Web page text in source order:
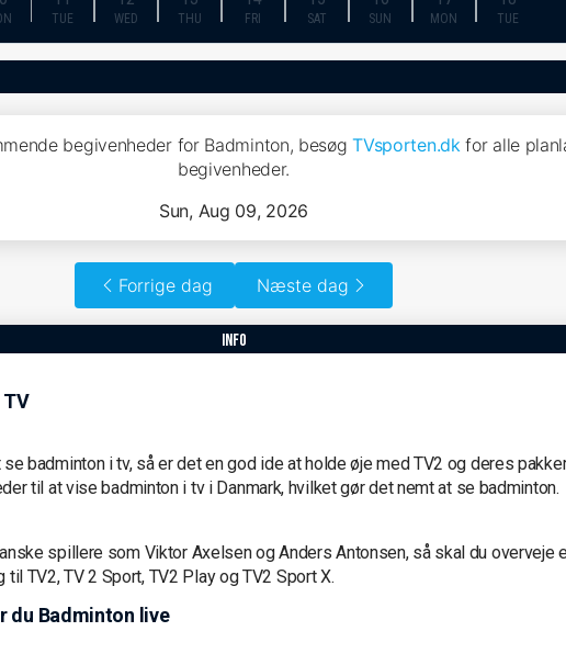
TUE WED THU FRI SAT SUN MON TUE
begivenheder for Badminton, besøgTVsporten.dk for alle
begivenheder.
Sun, Aug 09, 2026
Forrige dag Næste dag
info
TV
badminton i tv, så er det en god ide at holde øje med TV2 og deres
til at vise badminton i tv i Danmark, hvilket gør det nemt at se badminton.
spillere som Viktor Axelsen og Anders Antonsen, så skal du overveje
til TV2, TV 2 Sport, TV2 Play og TV2 Sport X.
du Badminton live